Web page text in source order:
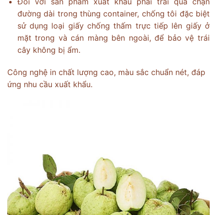
đường dài trong thùng container, chống tôi đặc biệt
sử dụng loại giấy chống thấm trực tiếp lên giấy ở
mặt trong và cán màng bên ngoài, để bảo vệ trái
cây không bị ẩm.
Công nghệ in chất lượng cao, màu sắc chuẩn nét, đáp
ứng nhu cầu xuất khẩu.